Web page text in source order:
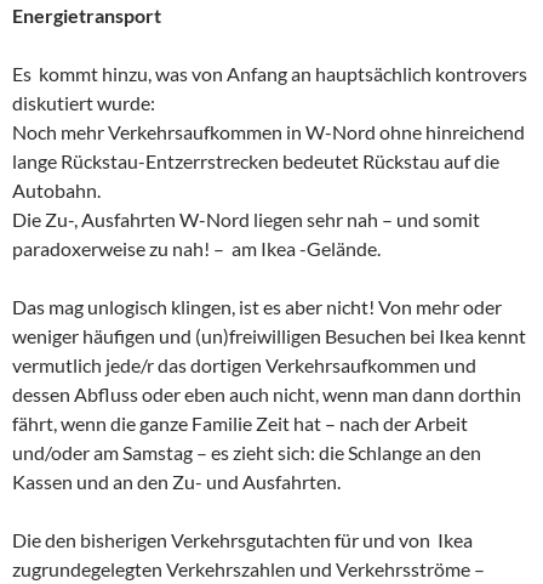
Energietransport
Es kommt hinzu, was von Anfang an hauptsächlich kontrovers
diskutiert wurde:
Noch mehr Verkehrsaufkommen in W-Nord ohne hinreichend
lange Rückstau-Entzerrstrecken bedeutet Rückstau auf die
Autobahn.
Die Zu-, Ausfahrten W-Nord liegen sehr nah – und somit
paradoxerweise zu nah! – am Ikea -Gelände.
Das mag unlogisch klingen, ist es aber nicht! Von mehr oder
weniger häufigen und (un)freiwilligen Besuchen bei Ikea kennt
vermutlich jede/r das dortigen Verkehrsaufkommen und
dessen Abfluss oder eben auch nicht, wenn man dann dorthin
fährt, wenn die ganze Familie Zeit hat – nach der Arbeit
und/oder am Samstag – es zieht sich: die Schlange an den
Kassen und an den Zu- und Ausfahrten.
Die den bisherigen Verkehrsgutachten für und von Ikea
zugrundegelegten Verkehrszahlen und Verkehrsströme –